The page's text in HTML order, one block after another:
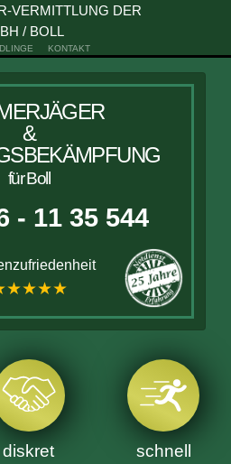
VERMITTLUNG DER
/ BOLL
KONTAKT
&
für Boll
- 11 35 544
diskret schnell